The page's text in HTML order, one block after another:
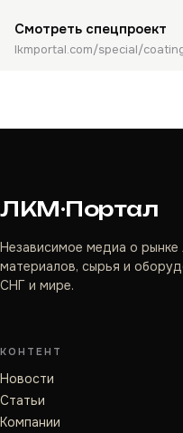
Смотреть спецпроект
lkmportal.com/special/
ЛКМ·Портал
Независимое медиа о рынке
материалов, сырья и
СНГ и мире.
КОНТЕНТ
Новости
Статьи
Компании